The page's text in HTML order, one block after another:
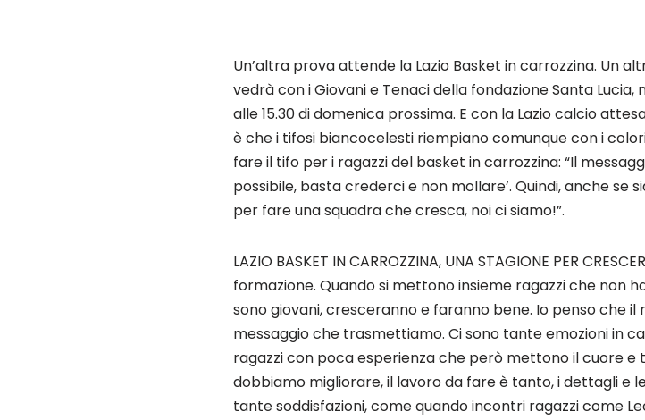
Un’altra prova attende la Lazio Basket in carrozzina. Un
vedrà con i Giovani e Tenaci della fondazione Santa
alle 15.30 di domenica prossima. E con la Lazio calcio
è che i tifosi biancocelesti riempiano comunque con i
fare il tifo per i ragazzi del basket in carrozzina: “Il
possibile, basta crederci e non mollare’. Quindi, anche
per fare una squadra che cresca, noi ci siamo!”.
LAZIO BASKET IN CARROZZINA, UNA STAGIONE PER
formazione. Quando si mettono insieme ragazzi che non
sono giovani, cresceranno e faranno bene. Io penso che
messaggio che trasmettiamo. Ci sono tante emozioni in
ragazzi con poca esperienza che però mettono il cuore e
dobbiamo migliorare, il lavoro da fare è tanto, i dettagli e
tante soddisfazioni, come quando incontri ragazzi come